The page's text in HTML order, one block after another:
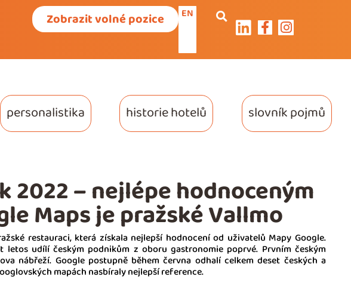
Zobrazit volné pozice EN
personalistika historie hotelů slovník pojmů
restauraci, která získala nejlepší hodnocení od uživatelů Mapy Google.
letos udílí českým podnikům z oboru gastronomie poprvé. Prvním českým
nábřeží. Google postupně během června odhalí celkem deset českých a
mapách nasbíraly nejlepší reference.
– nejlépe hodnoceným
Maps je pražské Vallmo